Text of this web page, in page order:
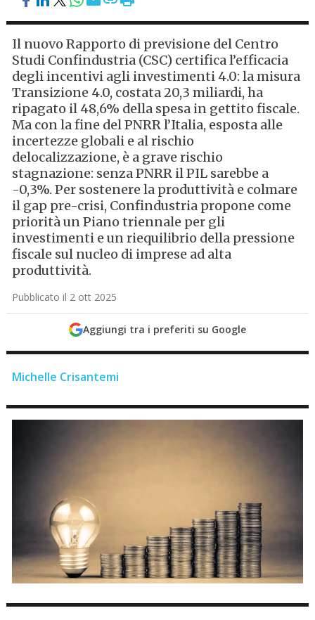
Il nuovo Rapporto di previsione del Centro
Studi Confindustria (CSC) certifica l’efficacia
degli incentivi agli investimenti 4.0: la misura
Transizione 4.0, costata 20,3 miliardi, ha
ripagato il 48,6% della spesa in gettito fiscale.
Ma con la fine del PNRR l’Italia, esposta alle
incertezze globali e al rischio
delocalizzazione, è a grave rischio
stagnazione: senza PNRR il PIL sarebbe a
-0,3%. Per sostenere la produttività e colmare
il gap pre-crisi, Confindustria propone come
priorità un Piano triennale per gli
investimenti e un riequilibrio della pressione
fiscale sul nucleo di imprese ad alta
produttività.
Pubblicato il 2 ott 2025
Aggiungi tra i preferiti su Google
Michelle Crisantemi